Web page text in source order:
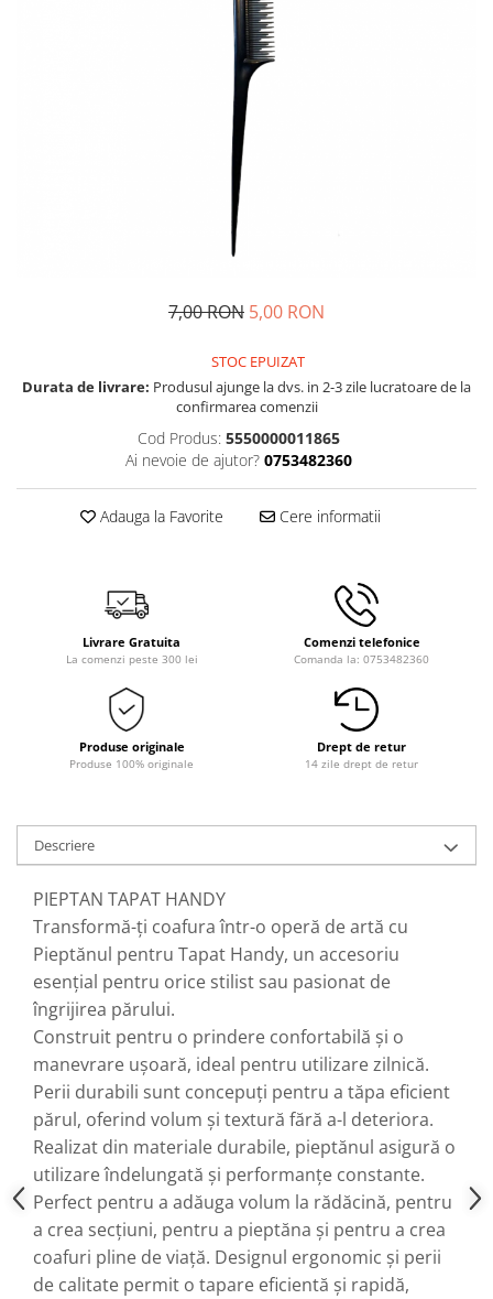
7,00 RON 5,00 RON
STOC EPUIZAT
Durata de livrare: Produsul ajunge la dvs. in 2-3 zile lucratoare de la
confirmarea comenzii
Cod Produs: 5550000011865
Ai nevoie de ajutor? 0753482360
Adauga la Favorite Cere informatii
Livrare Gratuita
La comenzi peste 300 lei
Comenzi telefonice
Comanda la: 0753482360
Produse originale
Produse 100% originale
Drept de retur
14 zile drept de retur
Descriere
PIEPTAN TAPAT HANDY
Transformă-ți coafura într-o operă de artă cu
Pieptănul pentru Tapat Handy, un accesoriu
esențial pentru orice stilist sau pasionat de
îngrijirea părului.
Construit pentru o prindere confortabilă și o
manevrare ușoară, ideal pentru utilizare zilnică.
Perii durabili sunt concepuți pentru a tăpa eficient
părul, oferind volum și textură fără a-l deteriora.
Realizat din materiale durabile, pieptănul asigură o
utilizare îndelungată și performanțe constante.
Perfect pentru a adăuga volum la rădăcină, pentru
a crea secțiuni, pentru a pieptăna și pentru a crea
coafuri pline de viață. Designul ergonomic și perii
de calitate permit o tapare eficientă și rapidă,